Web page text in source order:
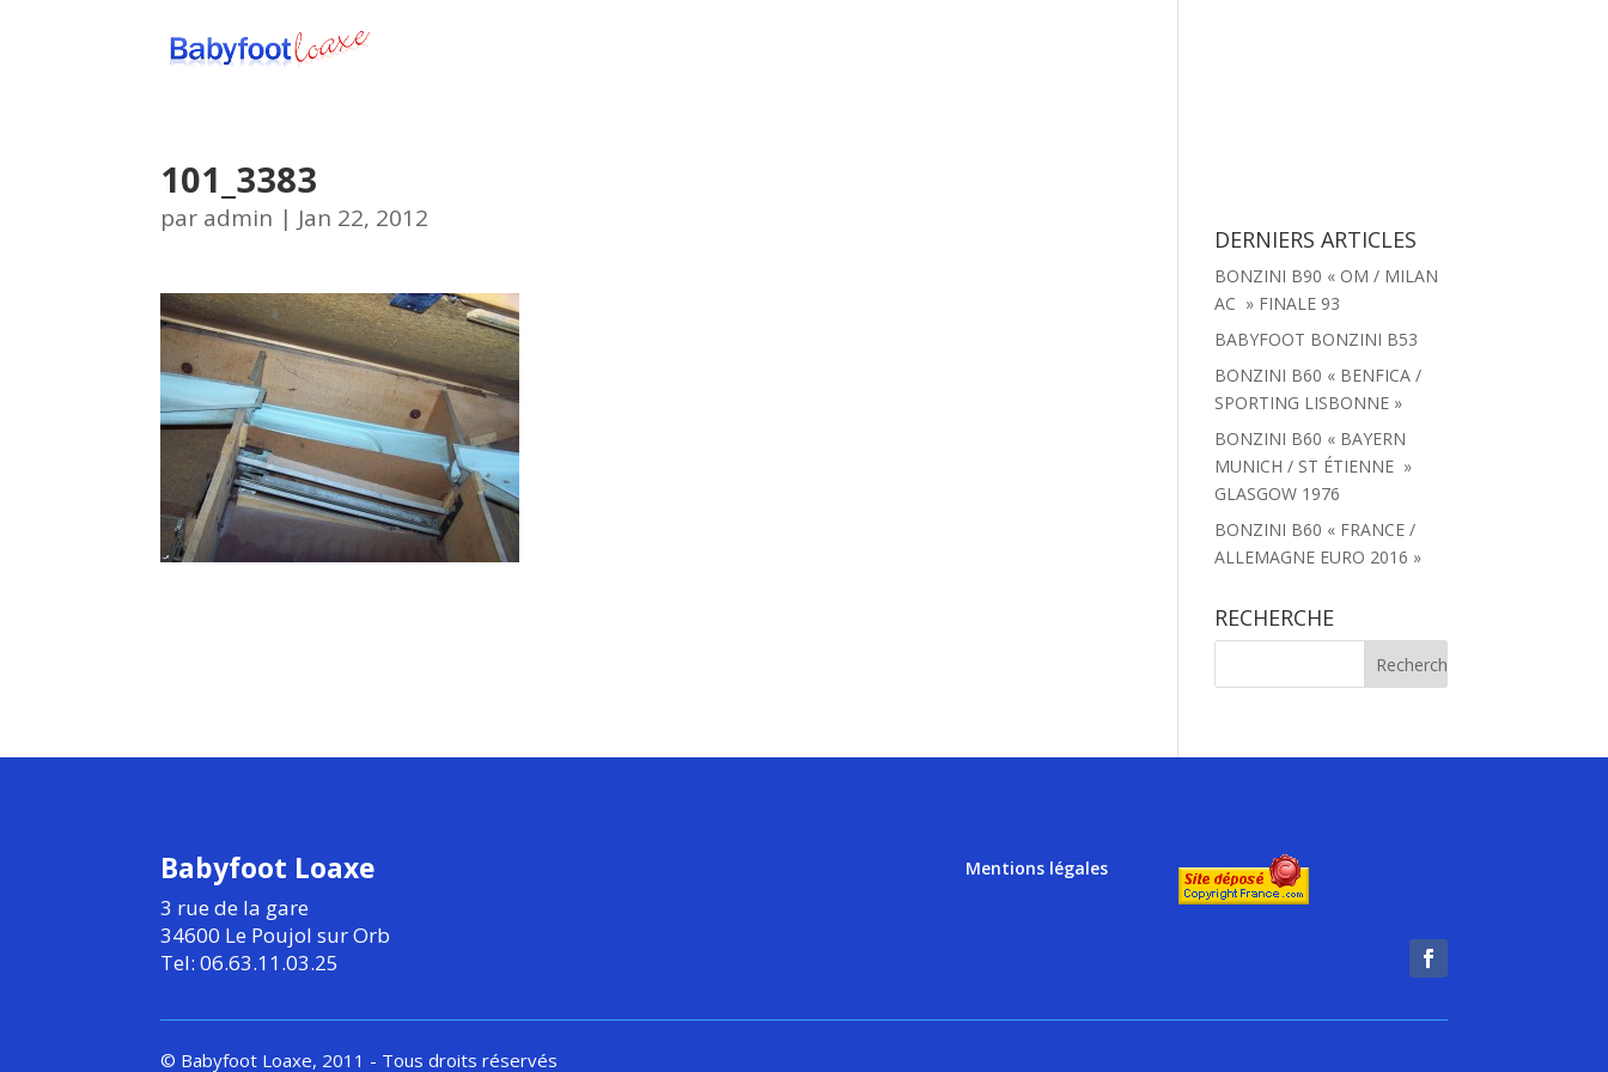
101_3383
par admin | Jan 22, 2012
DERNIERS ARTICLES
BONZINI B90 « OM / MILAN
AC » FINALE 93
BABYFOOT BONZINI B53
BONZINI B60 « BENFICA /
SPORTING LISBONNE »
BONZINI B60 « BAYERN
MUNICH / ST ÉTIENNE »
GLASGOW 1976
BONZINI B60 « FRANCE /
ALLEMAGNE EURO 2016 »
RECHERCHE
Babyfoot Loaxe
3 rue de la gare
34600 Le Poujol sur Orb
Tel: 06.63.11.03.25
Mentions légales
© Babyfoot Loaxe, 2011 - Tous droits réservés